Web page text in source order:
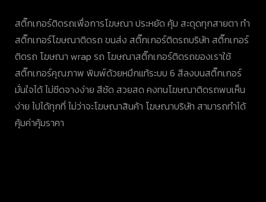
สติ๊กเกอร์ติดรถเพื่อการโฆษณา ประหยัด คุ้ม สะดุดทุกสายตา ทำ
สติ๊กเกอร์โฆษณาติดรถ ขนส่ง สติ๊กเกอร์ติดรถบริษัท สติ๊กเกอร์
ติดรถ โฆษณา wrap รถ โฆษณาสติ๊กเกอร์ติดรถของเราใช้
สติ๊กเกอร์คุณภาพ พิมพ์ด้วยหมึกแท้ระบบ 6 สีลงบนสติ๊กเกอร์
มั่นใจได้ ไม่ซีดจางง่าย สีชัด สวยสด คงทนโฆษณาติดรถพบเห็น
ง่าย ไปได้ทุกที่ ไม่ว่าจะโฆษณาสินค้า โฆษณาบริษัท สามารถทำได้
คุ้มค่าคุ้มราคา